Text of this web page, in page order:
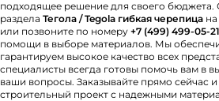
подходящее решение для своего бюджета.
раздела Тегола / Tegola гибкая черепица
или позвоните по номеру +7 (499) 499-05-21
помощи в выборе материалов. Мы
гарантируем высокое качество всех
специалисты всегда готовы помочь вам в
ваши вопросы. Заказывайте прямо сейчас
строительный проект с надежными